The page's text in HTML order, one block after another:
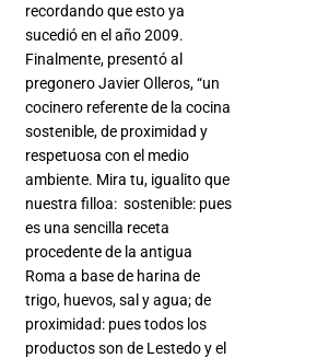
recordando que esto ya
sucedió en el año 2009.
Finalmente, presentó al
pregonero Javier Olleros, “un
cocinero referente de la cocina
sostenible, de proximidad y
respetuosa con el medio
ambiente. Mira tu, igualito que
nuestra filloa: sostenible: pues
es una sencilla receta
procedente de la antigua
Roma a base de harina de
trigo, huevos, sal y agua; de
proximidad: pues todos los
productos son de Lestedo y el